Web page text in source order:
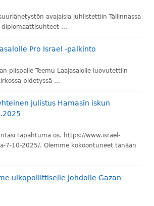
avajaisia juhlistettiin Tallinnassa
diplomaattisuhteet …
Pro Israel -palkinto
piispalle Teemu Laajasalolle luovutettiin
pidetyssä …
julistus Hamasin iskun
tapahtuma os. https://www.israel-
7-10-2025/. Olemme kokoontuneet tänään
ulkopoliittiselle johdolle Gazan